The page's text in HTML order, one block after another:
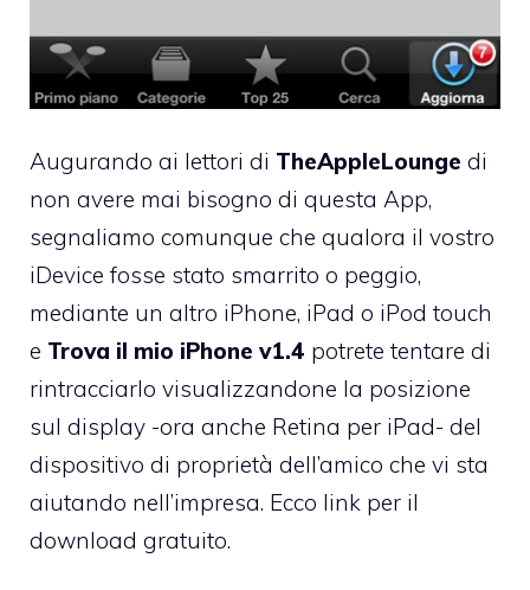
Augurando ai lettori di TheAppleLounge di
non avere mai bisogno di questa App,
segnaliamo comunque che qualora il vostro
iDevice fosse stato smarrito o peggio,
mediante un altro iPhone, iPad o iPod touch
e Trova il mio iPhone v1.4 potrete tentare di
rintracciarlo visualizzandone la posizione
sul display -ora anche Retina per iPad- del
dispositivo di proprietà dell’amico che vi sta
aiutando nell’impresa. Ecco link per il
download gratuito.